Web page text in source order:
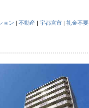
ョン |不動産 |宇都宮市 |礼金不要